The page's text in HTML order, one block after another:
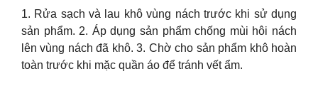
1. Rửa sạch và lau khô vùng nách trước khi sử dụng
sản phẩm. 2. Áp dụng sản phẩm chống mùi hôi nách
lên vùng nách đã khô. 3. Chờ cho sản phẩm khô hoàn
toàn trước khi mặc quần áo để tránh vết ẩm.